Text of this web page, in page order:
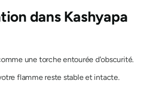
dans Kashyapa
une torche entourée d'obscurité.
flamme reste stable et intacte.